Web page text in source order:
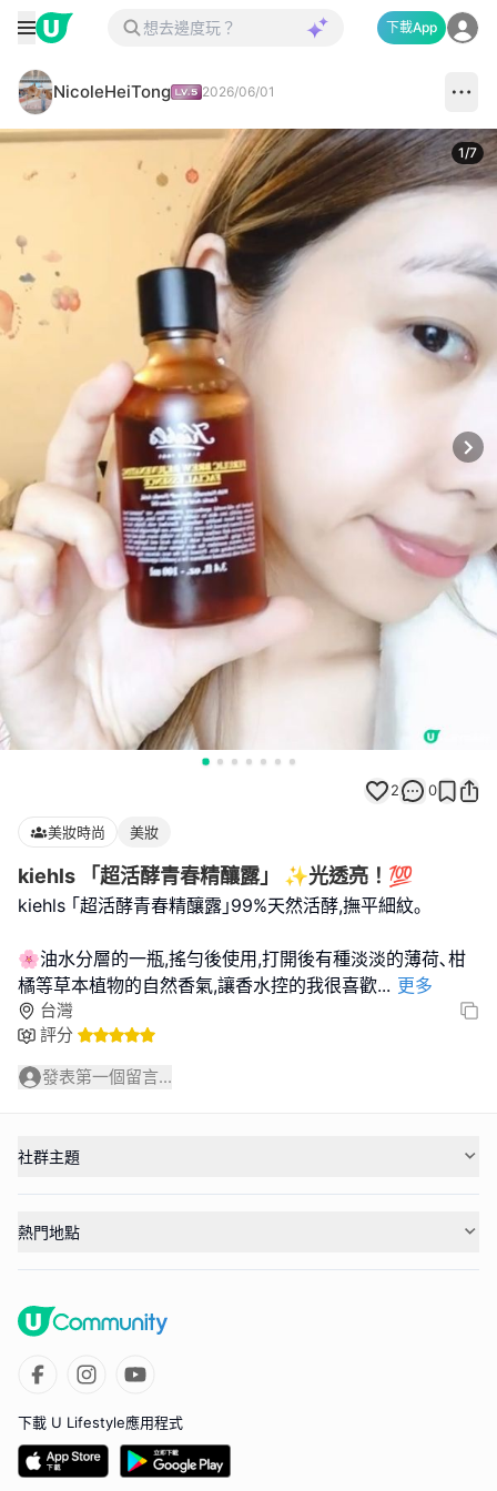
下載App
NicoleHeiTong 2026/06/01
1/7
2 0
美妝時尚 美妝
kiehls 「超活酵青春精釀露」 ✨光透亮！💯
kiehls ｢超活酵青春精釀露｣99%天然活酵,撫平細紋｡
🌸油水分層的一瓶,搖勻後使用,打開後有種淡淡的薄荷､柑
橘等草本植物的自然香氣,讓香水控的我很喜歡... 更多
台灣
評分
發表第一個留言...
社群主題
熱門地點
下載 U Lifestyle應用程式